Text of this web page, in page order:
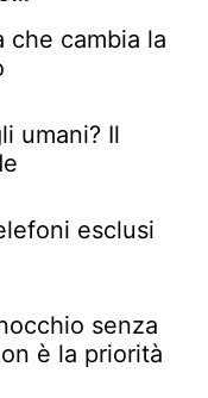
che cambia la
umani? Il
esclusi
senza
è la priorità